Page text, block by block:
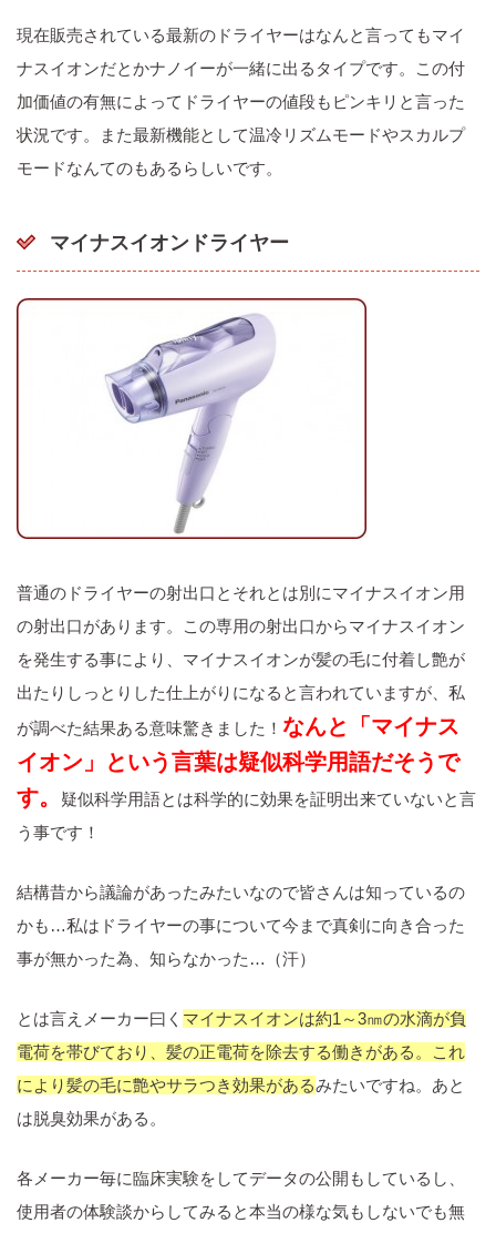
現在販売されている最新のドライヤーはなんと言ってもマイ
ナスイオンだとかナノイーが一緒に出るタイプです。この付
加価値の有無によってドライヤーの値段もピンキリと言った
状況です。また最新機能として温冷リズムモードやスカルプ
モードなんてのもあるらしいです。
マイナスイオンドライヤー
普通のドライヤーの射出口とそれとは別にマイナスイオン用
の射出口があります。この専用の射出口からマイナスイオン
を発生する事により、マイナスイオンが髪の毛に付着し艶が
出たりしっとりした仕上がりになると言われていますが、私
が調べた結果ある意味驚きました！ なんと
「マイナス
イオン」という言葉は疑似科学用語だそうで
す。
疑似科学用語とは科学的に効果を証明出来ていないと言
う事です！
結構昔から議論があったみたいなので皆さんは知っているの
かも…私はドライヤーの事について今まで真剣に向き合った
事が無かった為、知らなかった…（汗）
とは言えメーカー曰く マイナスイオンは約1～3㎚の水滴が負
電荷を帯びており、髪の正電荷を除去する働きがある。これ
により髪の毛に艶やサラつき効果があるみたいですね。あと
は脱臭効果がある。
各メーカー毎に臨床実験をしてデータの公開もしているし、
使用者の体験談からしてみると本当の様な気もしないでも無